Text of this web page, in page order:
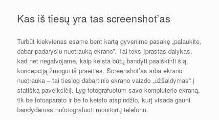
Kas iš tiesų yra tas screenshot’as
Turbūt kiekvienas esame bent kartą gyvenime pasakę „palaukite,
dabar padarysiu nuotrauką ekrano”. Tai toks įprastas dalykas,
kad net negalvojame, kaip keista būtų bandyti paaiškinti šią
koncepciją žmogui iš praeities. Screenshot’as arba ekrano
nuotrauka – tai tiesiog dabartinio ekrano vaizdo „užšaldymas” į
statišką paveikslėlį. Lyg fotografuotum savo kompiuterio ekraną,
tik be fotoaparato ir be to keisto atspindžio, kurį visada gauni
bandydamas nufotografuoti monitorių telefonu.